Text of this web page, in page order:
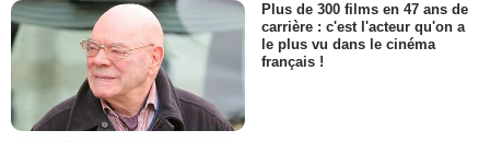
Plus de 300 films en 47 ans de
carrière : c'est l'acteur qu'on a
le plus vu dans le cinéma
français !